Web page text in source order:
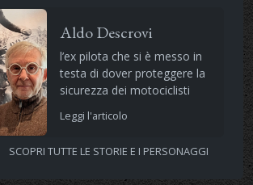
Aldo Descrovi
l’ex pilota che si è messo in
testa di dover proteggere la
sicurezza dei motociclisti
Leggi l'articolo
SCOPRI TUTTE LE STORIE E I PERSONAGGI